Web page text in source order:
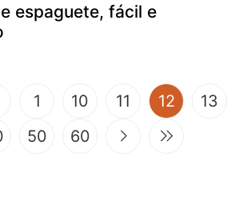
espaguete, fácil e
1 10 11 12(current)
13
50 60